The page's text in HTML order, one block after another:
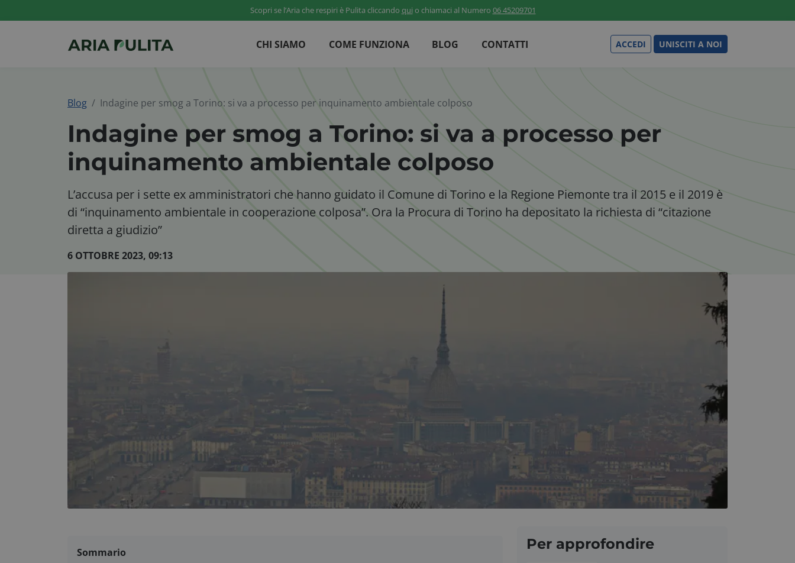
Scopri se l’Aria che respiri è Pulita cliccando qui o chiamaci al Numero 06 45209701
CHI SIAMO COME FUNZIONA BLOG CONTATTI ACCEDI UNISCITI A NOI
Blog Indagine per smog a Torino: si va a processo per inquinamento ambientale colposo
Indagine per smog a Torino: si va a processo per
inquinamento ambientale colposo
L’accusa per i sette ex amministratori che hanno guidato il Comune di Torino e la Regione Piemonte tra il 2015 e il 2019 è
di “inquinamento ambientale in cooperazione colposa”. Ora la Procura di Torino ha depositato la richiesta di “citazione
diretta a giudizio”
6 OTTOBRE 2023, 09:13
Sommario Per approfondire